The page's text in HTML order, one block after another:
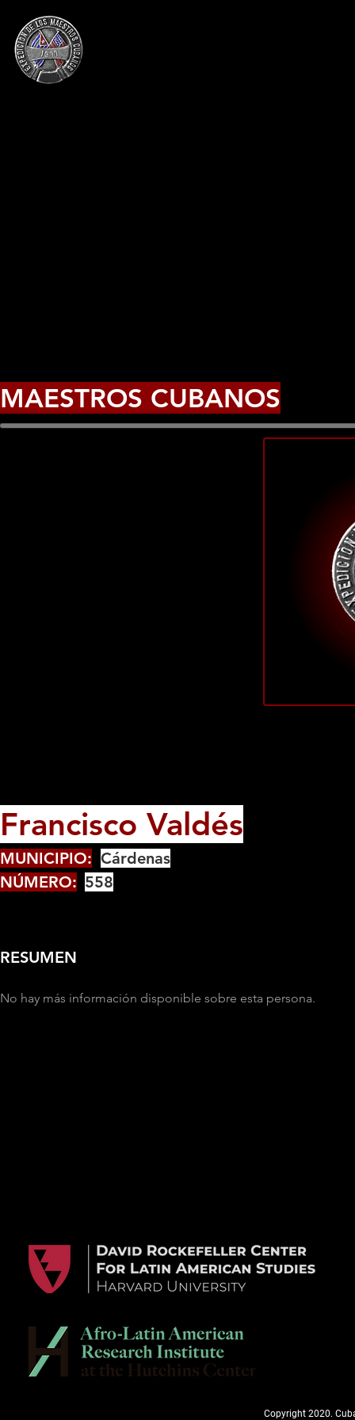
MAESTROS CUBANOS
Francisco Valdés
MUNICIPIO: Cárdenas
NÚMERO: 558
RESUMEN
No hay más información disponible sobre esta persona.
Copyright 2020.